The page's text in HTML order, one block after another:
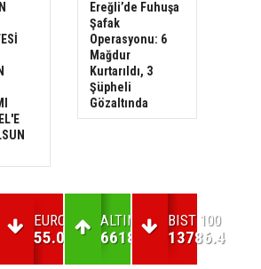
Ereğli’de Fuhuşa
Şafak
Operasyonu: 6
Mağdur
Kurtarıldı, 3
Şüpheli
Gözaltında
EURO
55.03
ALTIN
6618.5
BIST 100
13786.4